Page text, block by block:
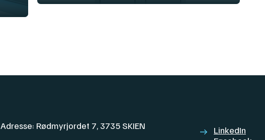
Adresse: Rødmyrjordet 7, 3735 SKIEN
LinkedIn